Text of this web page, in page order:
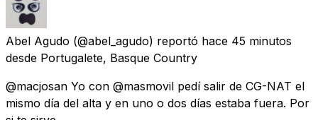
Abel Agudo (@abel_agudo) reportó hace 45 minutos
desde Portugalete, Basque Country
@macjosan Yo con @masmovil pedí salir de CG-NAT el
mismo día del alta y en uno o dos días estaba fuera. Por